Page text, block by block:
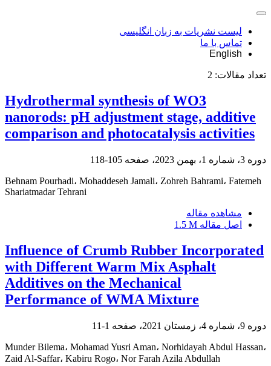
لیست نشریات به زبان انگلیسی
تماس با ما
English
تعداد مقالات: 2
Hydrothermal synthesis of WO3
nanorods: pH adjustment stage, additive
comparison and photocatalysis activities
دوره 3، شماره 1، بهمن 2023، صفحه 105-118
Behnam Pourhadi، Mohaddeseh Jamali، Zohreh Bahrami، Fatemeh
Shariatmadar Tehrani
مشاهده مقاله
اصل مقاله 1.5 M
Influence of Crumb Rubber Incorporated
with Different Warm Mix Asphalt
Additives on the Mechanical
Performance of WMA Mixture
دوره 9، شماره 4، زمستان 2021، صفحه 1-11
Munder Bilema، Mohamad Yusri Aman، Norhidayah Abdul Hassan،
Zaid Al-Saffar، Kabiru Rogo، Nor Farah Azila Abdullah